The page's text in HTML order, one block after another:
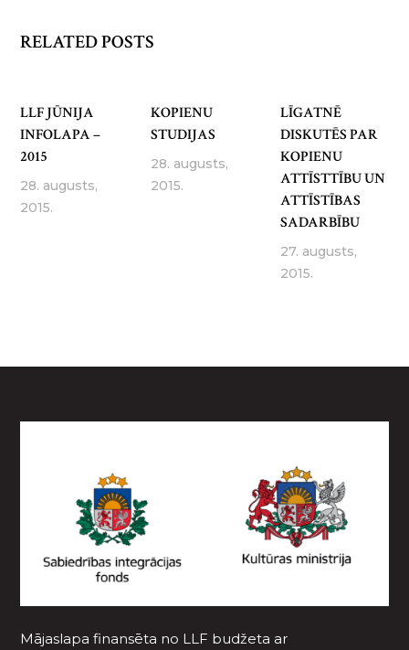
RELATED POSTS
LLF JŪNIJA
INFOLAPA –
2015
28. augusts,
2015.
KOPIENU
STUDIJAS
28. augusts,
2015.
LĪGATNĒ
DISKUTĒS PAR
KOPIENU
ATTĪSTTĪBU UN
ATTĪSTĪBAS
SADARBĪBU
27. augusts,
2015.
Mājaslapa finansēta no LLF budžeta ar